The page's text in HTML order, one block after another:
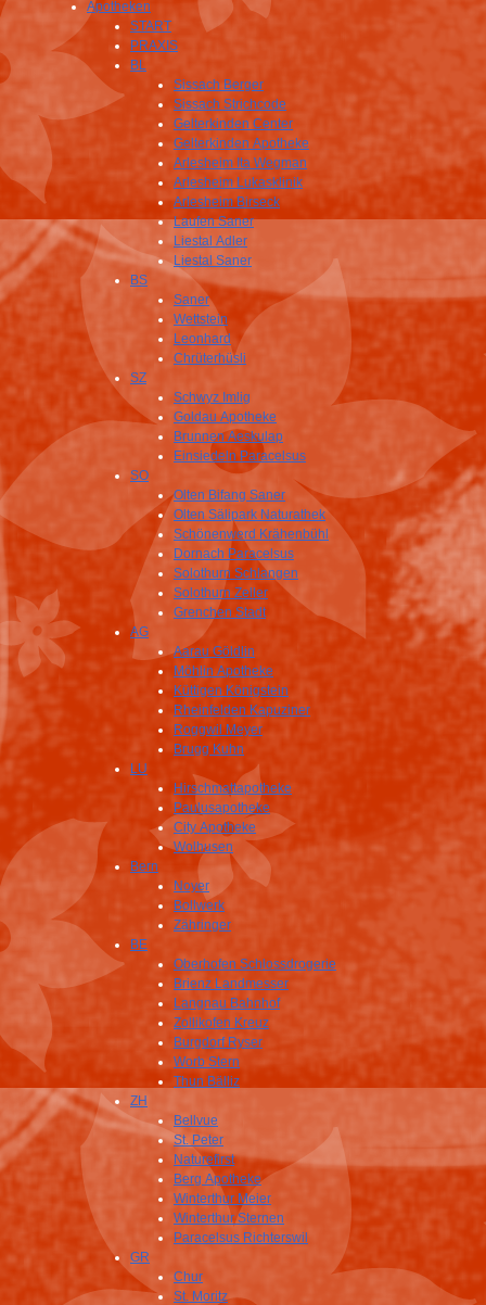
Apotheken
START
PRAXIS
BL
Sissach Berger
Sissach Strichcode
Gelterkinden Center
Gelterkinden Apotheke
Arlesheim Ita Wegman
Arlesheim Lukasklinik
Arlesheim Birseck
Laufen Saner
Liestal Adler
Liestal Saner
BS
Saner
Wettstein
Leonhard
Chrüterhüsli
SZ
Schwyz Imlig
Goldau Apotheke
Brunnen Aeskulap
Einsiedeln Paracelsus
SO
Olten Bifang Saner
Olten Sälipark Naturathek
Schönenwerd Krähenbühl
Dornach Paracelsus
Solothurn Schlangen
Solothurn Zeller
Grenchen Stadt
AG
Aarau Göldlin
Möhlin Apotheke
Küttigen Königstein
Rheinfelden Kapuziner
Roggwil Meyer
Brugg Kuhn
LU
Hirschmattapotheke
Paulusapotheke
City Apotheke
Wolhusen
Bern
Noyer
Bollwerk
Zähringer
BE
Oberhofen Schlossdrogerie
Brienz Landmesser
Langnau Bahnhof
Zollikofen Kreuz
Burgdorf Ryser
Worb Stern
Thun Bälliz
ZH
Bellvue
St. Peter
Naturefirst
Berg Apotheke
Winterthur Meier
Winterthur Sternen
Paracelsus Richterswil
GR
Chur
St. Moritz